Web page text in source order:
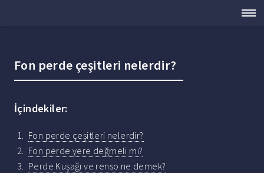
Fon perde çeşitleri nelerdir?
İçindekiler:
Fon perde çeşitleri nelerdir?
Fon perde yere değmeli mı?
Perde Kuşağı ve renso ne demek?